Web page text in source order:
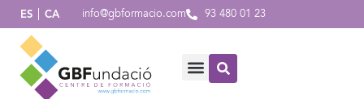
ES CA info@gbformacio.com 93 480 01 23